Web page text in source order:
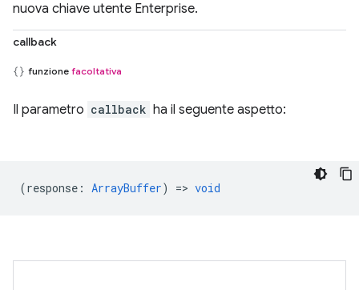
nuova chiave utente Enterprise.
callback
funzione facoltativa
Il parametro callback ha il seguente aspetto:
(response : ArrayBuffer) => void